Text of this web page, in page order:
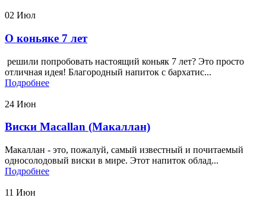
02 Июл
О коньяке 7 лет
решили попробовать настоящий коньяк 7 лет? Это просто
отличная идея! Благородный напиток с бархатис...
Подробнее
24 Июн
Виски Macallan (Макаллан)
Макаллан - это, пожалуй, самый известный и почитаемый
односолодовый виски в мире. Этот напиток облад...
Подробнее
11 Июн